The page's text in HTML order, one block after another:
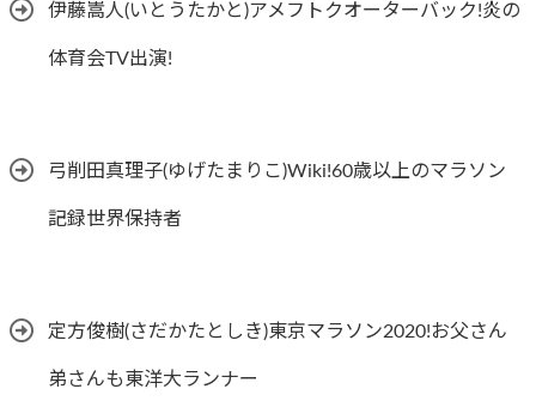
伊藤嵩人(いとうたかと)アメフトクオーターバック!炎の
体育会TV出演!
弓削田真理子(ゆげたまりこ)Wiki!60歳以上のマラソン
記録世界保持者
定方俊樹(さだかたとしき)東京マラソン2020!お父さん
弟さんも東洋大ランナー